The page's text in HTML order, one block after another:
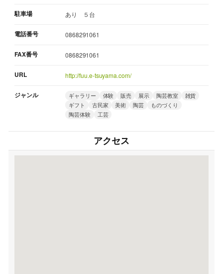
駐車場 あり ５台
電話番号 0868291061
FAX番号 0868291061
URL http://fuu.e-tsuyama.com/
ジャンル ギャラリー 体験 販売 展示 陶芸教室
雑貨
ギフト
古民家 美術 陶芸
ものづくり
陶芸体験
工芸
アクセス